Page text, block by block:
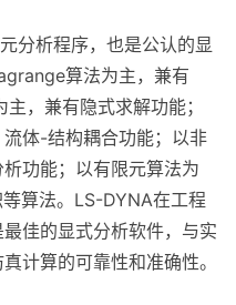
分析程序，也是公认的显
算法为主，兼有
，兼有隐式求解功能；
体-结构耦合功能；以非
功能；以有限元算法为
算法。LS-DYNA在工程
佳的显式分析软件，与实
计算的可靠性和准确性。